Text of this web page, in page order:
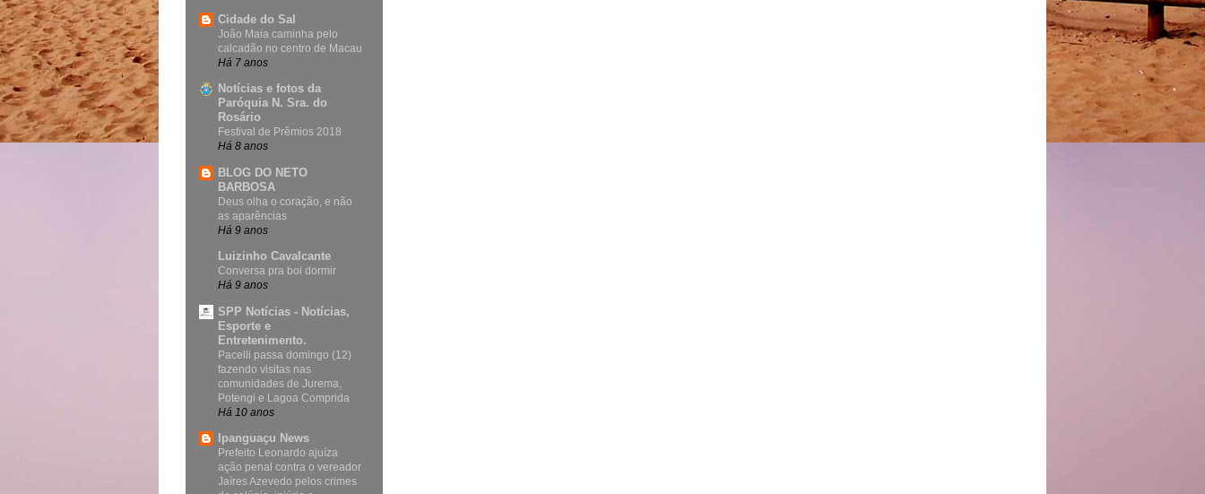
Cidade do Sal
João Maia caminha pelo
calcadão no centro de Macau
Há 7 anos
Notícias e fotos da
Paróquia N. Sra. do
Rosário
Festival de Prêmios 2018
Há 8 anos
BLOG DO NETO
BARBOSA
Deus olha o coração, e não
as aparências
Há 9 anos
Luizinho Cavalcante
Conversa pra boi dormir
Há 9 anos
SPP Notícias - Notícias,
Esporte e
Entretenimento.
Pacelli passa domingo (12)
fazendo visitas nas
comunidades de Jurema,
Potengi e Lagoa Comprida
Há 10 anos
Ipanguaçu News
Prefeito Leonardo ajuíza
ação penal contra o vereador
Jaíres Azevedo pelos crimes